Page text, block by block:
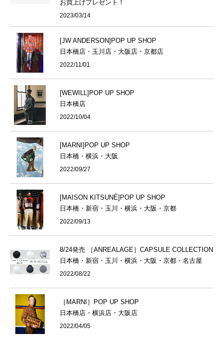
お買上げプレゼント！
2023/03/14
[JW ANDERSON]POP UP SHOP
日本橋店・玉川店・大阪店・京都店
2022/11/01
[WEWILL]POP UP SHOP
日本橋店
2022/10/04
[MARNI]POP UP SHOP
日本橋・横浜・大阪
2022/09/27
[MAISON KITSUNÉ]POP UP SHOP
日本橋・新宿・玉川・横浜・大阪・京都
2022/09/13
8/24発売 ［ANREALAGE］CAPSULE COLLECTION
日本橋・新宿・玉川・横浜・大阪・京都・名古屋
2022/08/22
［MARNI］POP UP SHOP
日本橋店・横浜店・大阪店
2022/04/05